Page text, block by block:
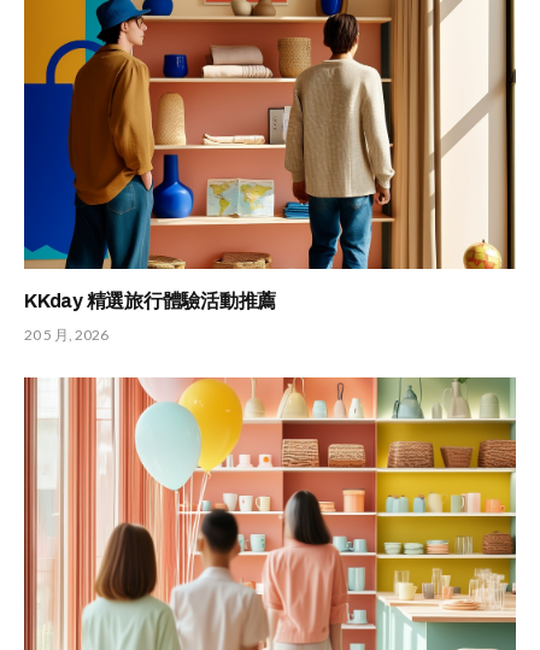
KKday 精選旅行體驗活動推薦
20 5 月, 2026